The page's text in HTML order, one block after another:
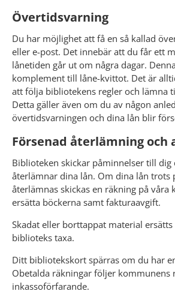
Övertidsvarning
Du har möjlighet att få en så kallad
eller e-post. Det innebär att du får ett
lånetiden går ut om några dagar.
komplement till låne-kvittot. Det är
att följa bibliotekens regler och lämna
Detta gäller även om du av någon
övertidsvarningen och dina lån blir
Försenad återlämning och
Biblioteken skickar påminnelser till dig
återlämnar dina lån. Om dina lån trots
återlämnas skickas en räkning på våra
ersätta böckerna samt fakturaavgift.
Skadat eller borttappat material
biblioteks taxa.
Ditt bibliotekskort spärras om du har
Obetalda räkningar följer kommunens
inkassoförfarande.